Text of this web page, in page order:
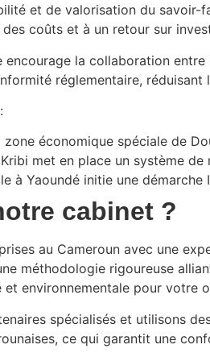
et de valorisation du savoir-
coûts et à un retour sur
encourage la collaboration
réglementaire,
économique spéciale de
met en place un système
à Yaoundé initie une
cabinet ?
au Cameroun avec une
méthodologie rigoureuse
environnementale pour votre
spécialisés et utilisons
ce qui garantit une